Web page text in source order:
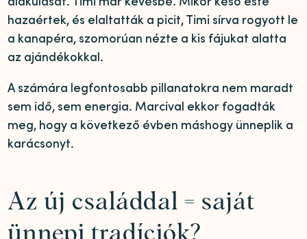
hazaértek, és elaltatták a picit, Timi sírva rogyott le
a kanapéra, szomorúan nézte a kis fájukat alatta
az ajándékokkal.
A számára legfontosabb pillanatokra nem maradt
sem idő, sem energia. Marcival ekkor fogadták
meg, hogy a következő évben máshogy ünneplik a
karácsonyt.
Az új családdal = saját